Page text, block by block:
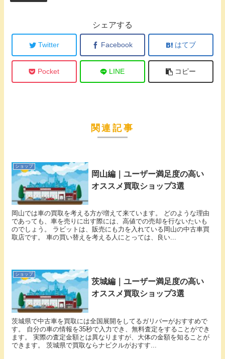
シェアする
Twitter Facebook はてブ
Pocket LINE コピー
関連記事
ショップ
岡山編｜ユーザー満足度の高い
オススメ買取ショップ3選
岡山では車の買取を考える方が増えて来ています。 どのような理由
であっても、車を売りに出す際には、高値での売却を行ないたいも
のでしょう。 ラビットは、販売にも力を入れている岡山の中古車買
取店です。 車の買い替えを考える人にとっては、良い...
ショップ
茨城編｜ユーザー満足度の高い
オススメ買取ショップ3選
茨城県で中古車を買取には全国展開をしてるガリバーがおすすめで
す。 自分の車の情報を35秒で入力でき、無料査定をすることができ
ます。 実際の査定金額とは異なりますが、大体の金額を知ることが
できます。 茨城県で買取ならナビクルがおすす...